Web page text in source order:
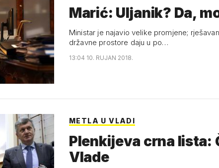
Marić: Uljanik? Da,
Ministar je najavio velike promjene;
državne prostore daju u po…
13:04 10. RUJAN 2018.
METLA U VLADI
Plenkijeva crna lista:
Vlade